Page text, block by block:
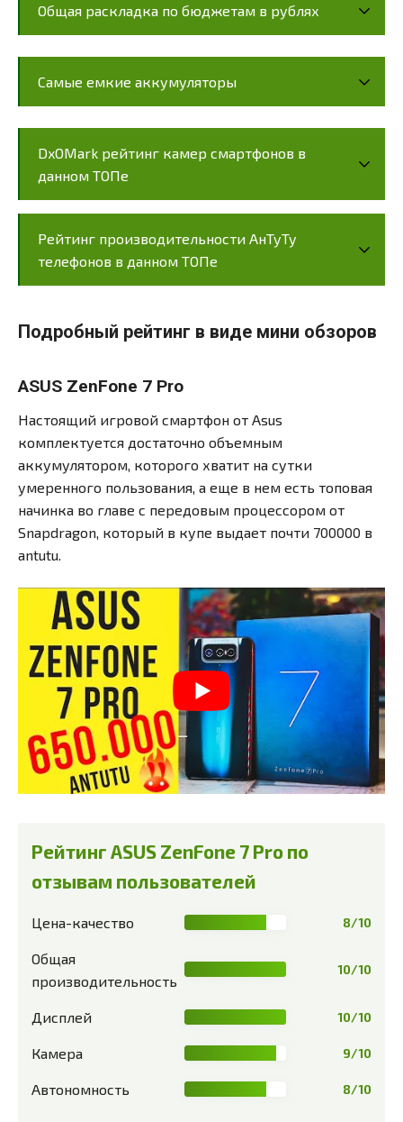
Общая раскладка по бюджетам в рублях
Самые емкие аккумуляторы
DxOMark рейтинг камер смартфонов в
данном ТОПе
Рейтинг производительности АнТуТу
телефонов в данном ТОПе
Подробный рейтинг в виде мини обзоров
ASUS ZenFone 7 Pro
Настоящий игровой смартфон от Asus
комплектуется достаточно объемным
аккумулятором, которого хватит на сутки
умеренного пользования, а еще в нем есть топовая
начинка во главе с передовым процессором от
Snapdragon, который в купе выдает почти 700000 в
antutu.
Рейтинг ASUS ZenFone 7 Pro по
отзывам пользователей
Цена-качество 8/10
Общая
производительность
10/10
Дисплей 10/10
Камера 9/10
Автономность 8/10